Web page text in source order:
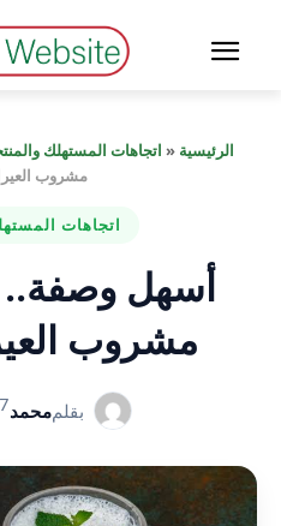
الرئيسية « اتجاهات المستهلك
مشروب
اتجاهات
أسهل
مشروب
بقلممحمد7 سبتمبر 2024